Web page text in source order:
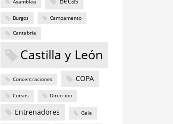
Asamblea
Burgos Campamento
Cantabria
Castilla y León
Concentraciones COPA
Cursos Dirección
Entrenadores Gala